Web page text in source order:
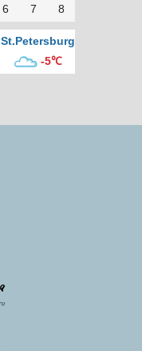
6 7 8
St.Petersburg
-5℃